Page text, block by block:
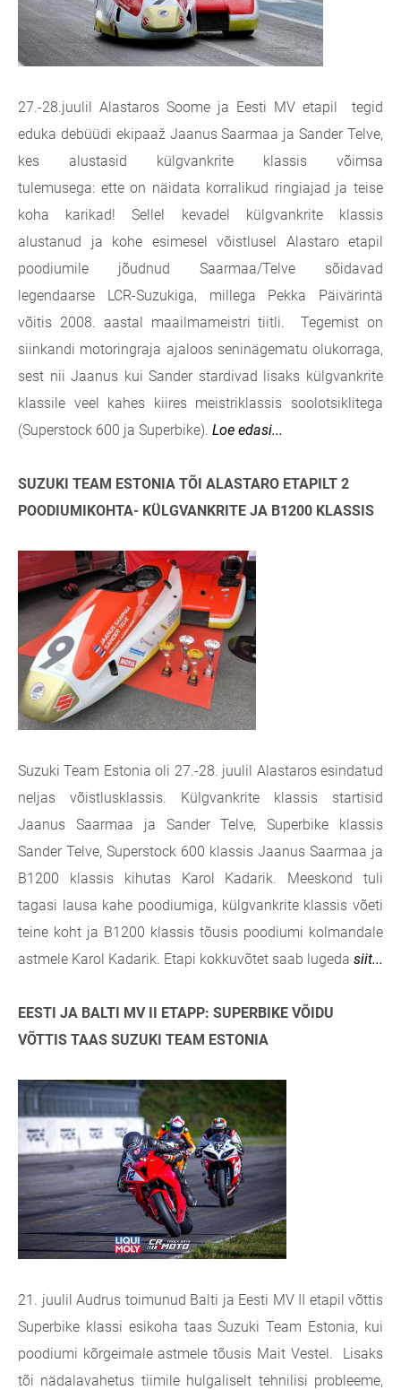
27.-28.juulil Alastaros Soome ja Eesti MV etapil tegid
eduka debüüdi ekipaaž Jaanus Saarmaa ja Sander Telve,
kes alustasid külgvankrite klassis võimsa
tulemusega: ette on näidata korralikud ringiajad ja teise
koha karikad! Sellel kevadel külgvankrite klassis
alustanud ja kohe esimesel võistlusel Alastaro etapil
poodiumile jõudnud Saarmaa/Telve sõidavad
legendaarse LCR-Suzukiga, millega Pekka Päivärintä
võitis 2008. aastal maailmameistri tiitli. Tegemist on
siinkandi motoringraja ajaloos seninägematu olukorraga,
sest nii Jaanus kui Sander stardivad lisaks külgvankrite
klassile veel kahes kiires meistriklassis soolotsiklitega
(Superstock 600 ja Superbike). Loe edasi...
SUZUKI TEAM ESTONIA TÕI ALASTARO ETAPILT 2
POODIUMIKOHTA- KÜLGVANKRITE JA B1200 KLASSIS
Suzuki Team Estonia oli 27.-28. juulil Alastaros esindatud
neljas võistlusklassis.
Külgvankrite klassis startisid
Jaanus Saarmaa ja Sander Telve, Superbike klassis
Sander Telve, Superstock 600 klassis Jaanus Saarmaa ja
B1200 klassis kihutas Karol Kadarik. Meeskond tuli
tagasi lausa kahe poodiumiga, külgvankrite klassis võeti
teine koht ja B1200 klassis tõusis poodiumi kolmandale
astmele Karol Kadarik. Etapi kokkuvõtet saab lugeda siit...
EESTI JA BALTI MV II ETAPP: SUPERBIKE VÕIDU
VÕTTIS TAAS SUZUKI TEAM ESTONIA
21. juulil Audrus toimunud Balti ja Eesti MV II etapil võttis
Superbike klassi esikoha taas Suzuki Team Estonia, kui
poodiumi kõrgeimale astmele tõusis Mait Vestel. Lisaks
tõi nädalavahetus tiimile hulgaliselt tehnilisi probleeme,